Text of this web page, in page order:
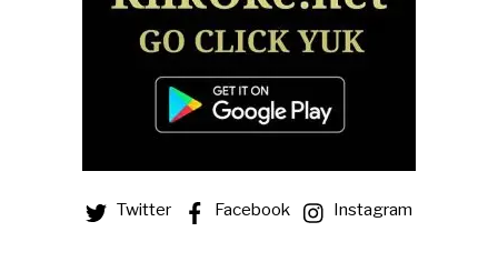
Twitter Facebook Instagram